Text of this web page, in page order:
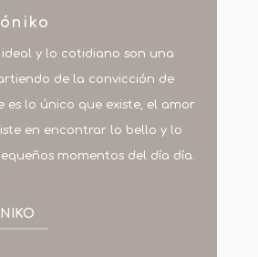
ideal y lo cotidiano son una
de la convicción de
es lo único que existe, el amor
en encontrar lo bello y lo
momentos del día día.